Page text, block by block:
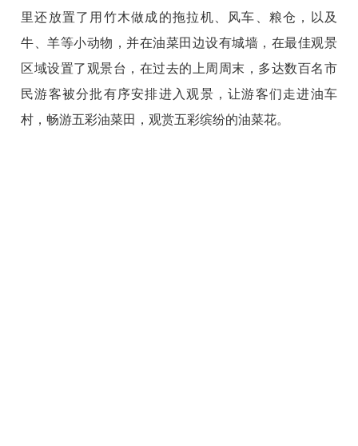
里还放置了用竹木做成的拖拉机、风车、粮仓，以及
牛、羊等小动物，并在油菜田边设有城墙，在最佳观景
区域设置了观景台，在过去的上周周末，多达数百名市
民游客被分批有序安排进入观景，让游客们走进油车
村，畅游五彩油菜田，观赏五彩缤纷的油菜花。